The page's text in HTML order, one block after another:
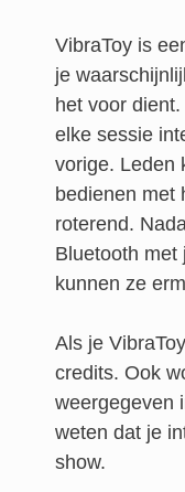
VibraToy is
je
het voor
elke sessie
vorige. Leden
bedienen met
roterend.
Bluetooth met
kunnen ze
Als je
credits. Ook
weergegeven
weten dat je
show.